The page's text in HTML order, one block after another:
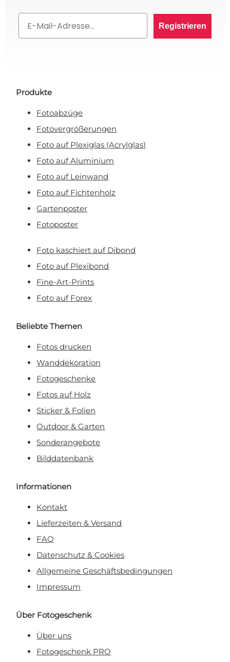
Registrieren
Produkte
Fotoabzüge
Fotovergrößerungen
Foto auf Plexiglas (Acrylglas)
Foto auf Aluminium
Foto auf Leinwand
Foto auf Fichtenholz
Gartenposter
Fotoposter
Foto kaschiert auf Dibond
Foto auf Plexibond
Fine-Art-Prints
Foto auf Forex
Beliebte Themen
Fotos drucken
Wanddekoration
Fotogeschenke
Fotos auf Holz
Sticker & Folien
Outdoor & Garten
Sonderangebote
Bilddatenbank
Informationen
Kontakt
Lieferzeiten & Versand
FAQ
Datenschutz & Cookies
Allgemeine Geschäftsbedingungen
Impressum
Über Fotogeschenk
Über uns
Fotogeschenk PRO
BESTELLUNG? 👀
Rabatt anfordern!
erhalten.